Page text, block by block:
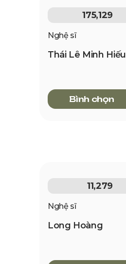
175,129
Nghệ sĩ
Thái Lê Minh Hiếu
Bình chọn
11,279
Nghệ sĩ
Long Hoàng